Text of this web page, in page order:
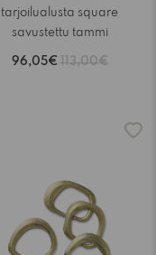
tarjoilualusta square
savustettu tammi
96,05€ 113,00€